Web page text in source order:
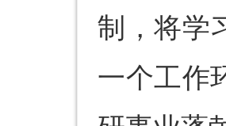
制，将学
一个工作